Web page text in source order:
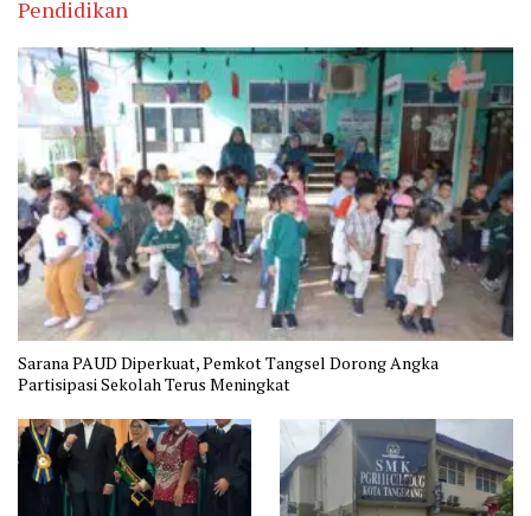
Pendidikan
Sarana PAUD Diperkuat, Pemkot Tangsel Dorong Angka
Partisipasi Sekolah Terus Meningkat